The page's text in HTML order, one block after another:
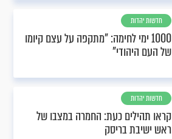
חדשות יהדות
1000 ימי לחימה: "מתקפה על עצם קיומו
של העם היהודי"
חדשות יהדות
קראו תהילים כעת: החמרה במצבו של
ראש ישיבת בריסק